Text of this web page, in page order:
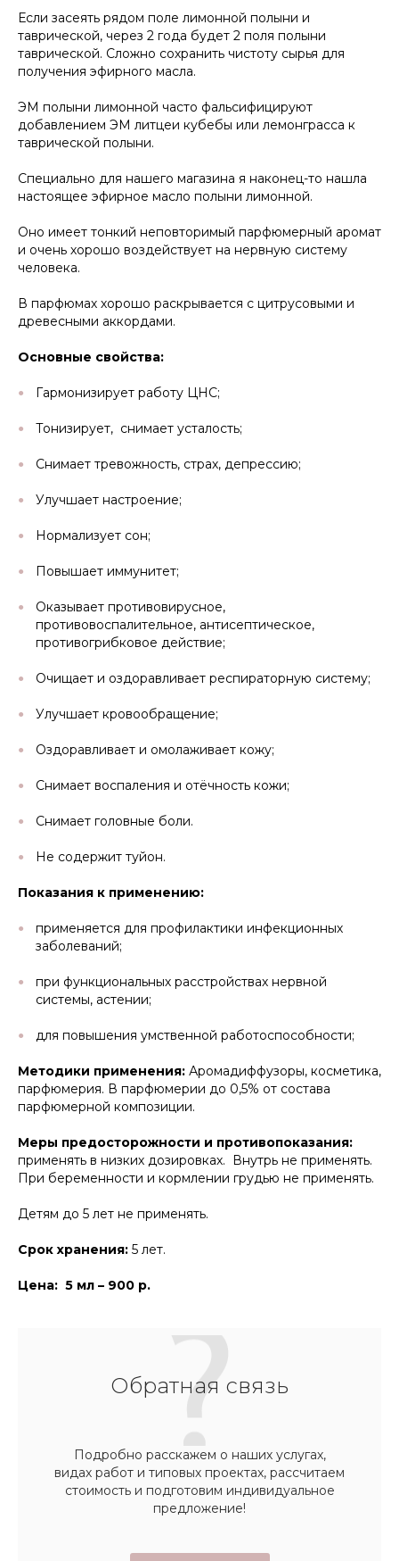
Если засеять рядом поле лимонной полыни и
таврической, через 2 года будет 2 поля полыни
таврической. Сложно сохранить чистоту сырья для
получения эфирного масла.
ЭМ полыни лимонной часто фальсифицируют
добавлением ЭМ литцеи кубебы или лемонграсса к
таврической полыни.
Специально для нашего магазина я наконец-то нашла
настоящее эфирное масло полыни лимонной.
Оно имеет тонкий неповторимый парфюмерный аромат
и очень хорошо воздействует на нервную систему
человека.
В парфюмах хорошо раскрывается с цитрусовыми и
древесными аккордами.
Основные свойства:
Гармонизирует работу ЦНС;
Тонизирует, снимает усталость;
Снимает тревожность, страх, депрессию;
Улучшает настроение;
Нормализует сон;
Повышает иммунитет;
Оказывает противовирусное,
противовоспалительное, антисептическое,
противогрибковое действие;
Очищает и оздоравливает респираторную систему;
Улучшает кровообращение;
Оздоравливает и омолаживает кожу;
Снимает воспаления и отёчность кожи;
Снимает головные боли.
Не содержит туйон.
Показания к применению:
применяется для профилактики инфекционных
заболеваний;
при функциональных расстройствах нервной
системы, астении;
для повышения умственной работоспособности;
Методики применения: Аромадиффузоры, косметика,
парфюмерия. В парфюмерии до 0,5% от состава
парфюмерной композиции.
Меры предосторожности и противопоказания:
применять в низких дозировках. Внутрь не применять.
При беременности и кормлении грудью не применять.
Детям до 5 лет не применять.
Срок хранения: 5 лет.
Цена: 5 мл – 900 р.
Обратная связь
Подробно расскажем о наших услугах,
видах работ и типовых проектах, рассчитаем
стоимость и подготовим индивидуальное
предложение!